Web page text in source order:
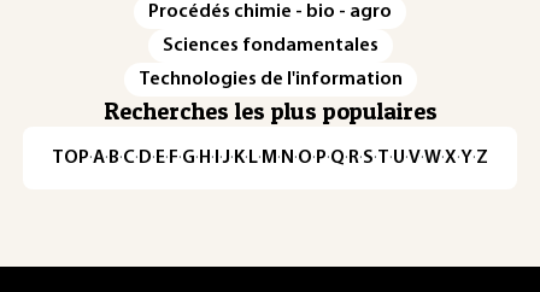
Procédés chimie - bio - agro
Sciences fondamentales
Technologies de l'information
Recherches les plus populaires
TOP·A·B·C· D· E· F·G· H · ·J· K· L· M · N ·O· P·Q· R·S·T·U·V·W·X·Y·Z